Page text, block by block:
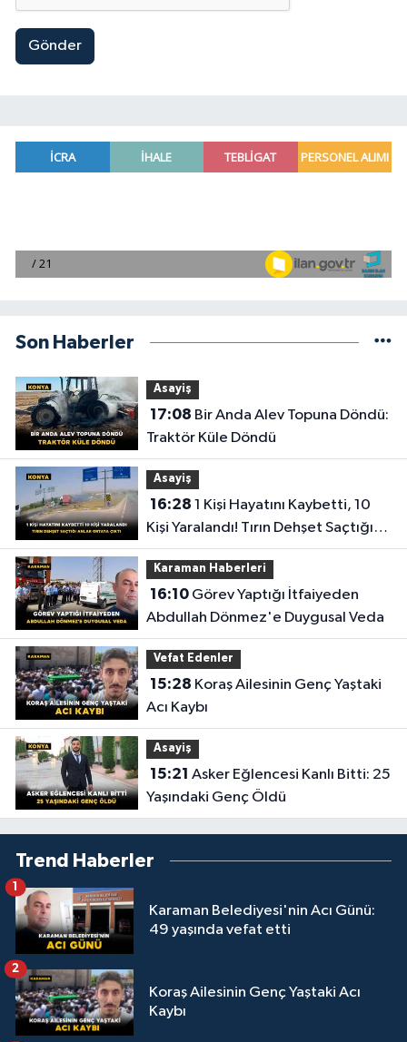
Gönder
Son Haberler
Asayiş
17:08
Traktör Küle Döndü
Asayiş
16:28
Kişi Yaralandı! Tırın Dehşet Saçtığı
Anlar Ortaya Çıktı
Karaman Haberleri
16:10Görev Yaptığı İtfaiyeden
Abdullah Dönmez'e Duygusal Veda
Vefat Edenler
15:28
Acı Kaybı
Asayiş
15:21
Yaşındaki Genç Öldü
Trend Haberler
Karaman Belediyesi'nin Acı Günü:
49 yaşında vefat etti
1
Koraş Ailesinin Genç Yaştaki Acı
Kaybı
2